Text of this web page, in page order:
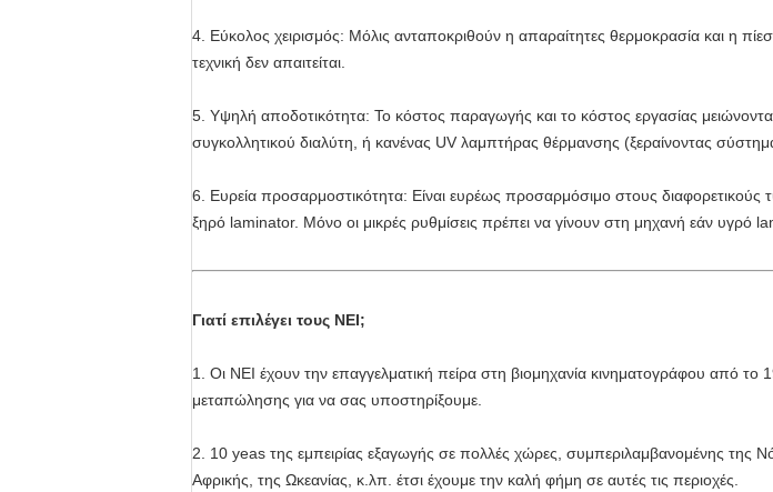
4. Εύκολος χειρισμός: Μόλις ανταποκριθούν η απαραίτητες θερμοκρασία και η
τεχνική δεν απαιτείται.
5. Υψηλή αποδοτικότητα: Το κόστος παραγωγής και το κόστος εργασίας
συγκολλητικού διαλύτη, ή κανένας UV λαμπτήρας θέρμανσης (ξεραίνοντας
6. Ευρεία προσαρμοστικότητα: Είναι ευρέως προσαρμόσιμο στους
ξηρό laminator. Μόνο οι μικρές ρυθμίσεις πρέπει να γίνουν στη μηχανή εάν υγρό
Γιατί επιλέγει τους NEI;
1. Οι NEI έχουν την επαγγελματική πείρα στη βιομηχανία κινηματογράφου από το
μεταπώλησης για να σας υποστηρίξουμε.
2. 10 yeas της εμπειρίας εξαγωγής σε πολλές χώρες, συμπεριλαμβανομένης της
Αφρικής, της Ωκεανίας, κ.λπ. έτσι έχουμε την καλή φήμη σε αυτές τις περιοχές.